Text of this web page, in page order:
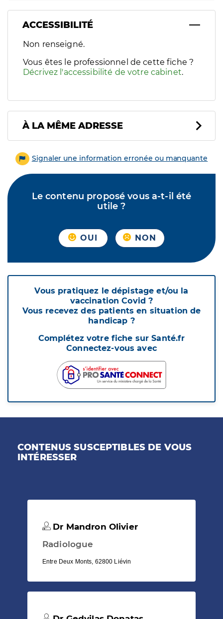
ACCESSIBILITÉ
Filtres
Sélectionnez un ou plusieurs handicaps/besoins
Non renseigné.
Vous êtes le professionnel de cette fiche ?
Décrivez l'accessibilité de votre cabinet.
À LA MÊME ADRESSE
Signaler une information erronée ou manquante
Le contenu proposé vous a-t-il été
utile ?
OUI NON
Vous pratiquez le dépistage et/ou la
vaccination Covid ?
Vous recevez des patients en situation de
handicap ?
Complétez votre fiche sur Santé.fr
Connectez-vous avec
CONTENUS SUSCEPTIBLES DE VOUS
INTÉRESSER
Dr Mandron Olivier
Radiologue
Entre Deux Monts, 62800 Liévin